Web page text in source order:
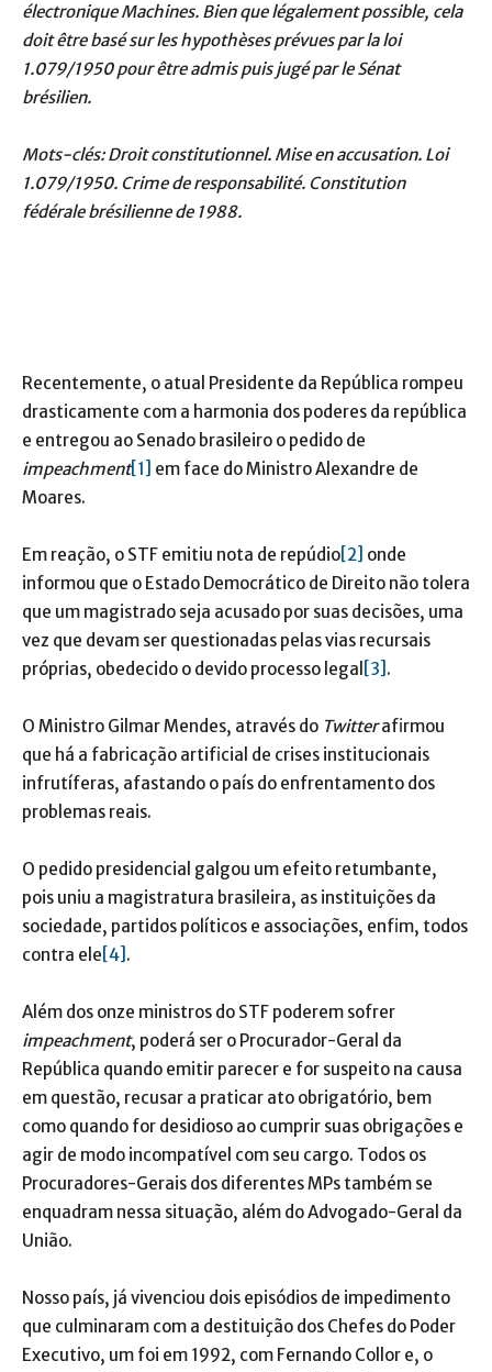
électronique Machines. Bien que légalement possible, cela
doit être basé sur les hypothèses prévues par la loi
1.079/1950 pour être admis puis jugé par le Sénat
brésilien.
Mots-clés: Droit constitutionnel. Mise en accusation. Loi
1.079/1950. Crime de responsabilité. Constitution
fédérale brésilienne de 1988.
Recentemente, o atual Presidente da República rompeu
drasticamente com a harmonia dos poderes da república
e entregou ao Senado brasileiro o pedido de
impeachment[1]
em face do Ministro Alexandre de
Moares.
Em reação, o STF emitiu nota de repúdio [2] onde
informou que o Estado Democrático de Direito não tolera
que um magistrado seja acusado por suas decisões, uma
vez que devam ser questionadas pelas vias recursais
próprias, obedecido o devido processo legal
[3] .
O Ministro Gilmar Mendes, através do Twitterafirmou
que há a fabricação artificial de crises institucionais
infrutíferas, afastando o país do enfrentamento dos
problemas reais.
O pedido presidencial galgou um efeito retumbante,
pois uniu a magistratura brasileira, as instituições da
sociedade, partidos políticos e associações, enfim, todos
contra ele [4] .
Além dos onze ministros do STF poderem sofrer
impeachment, poderá ser o Procurador-Geral da
República quando emitir parecer e for suspeito na causa
em questão, recusar a praticar ato obrigatório, bem
como quando for desidioso ao cumprir suas obrigações e
agir de modo incompatível com seu cargo. Todos os
Procuradores-Gerais dos diferentes MPs também se
enquadram nessa situação, além do Advogado-Geral da
União.
Nosso país, já vivenciou dois episódios de impedimento
que culminaram com a destituição dos Chefes do Poder
Executivo, um foi em 1992, com Fernando Collor e, o